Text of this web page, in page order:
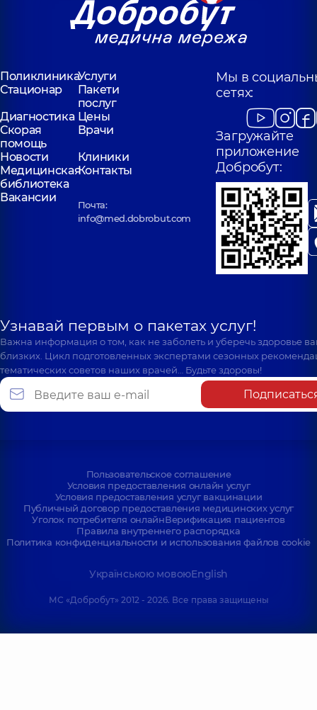
ПоликлиникаУслуги
Стационар
Пакети
послуг
Диагностика Цены
Скорая
помощь
Врачи
Новости
Клиники
Медицинская
библиотека
Контакты
Вакансии
Почта:
info@med.dobrobut.com
Мы в
сетях:
Загружайте
приложение
Добробут:
Узнавай первым о пакетах услуг!
Важна информация о том, как не заболеть и уберечь здоровье
близких. Цикл подготовленных экспертами сезонных
тематических советов наших врачей… Будьте здоровы!
Пользовательское соглашение
Условия предоставления онлайн услуг
Условия предоставления услуг вакцинации
Публичный договор предоставления медицинских услуг
Уголок потребителя онлайнВерификация пациентов
Правила внутреннего распорядка
Политика конфиденциальности и использования файлов cookie
Українською мовоюEnglish
МС «Добробут» 2012 - 2026. Все права защищены